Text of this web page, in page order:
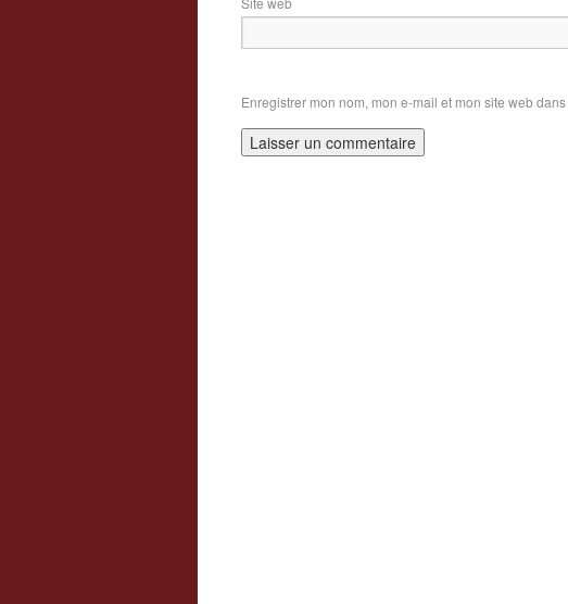
Enregistrer mon nom, mon e-mail et mon site web